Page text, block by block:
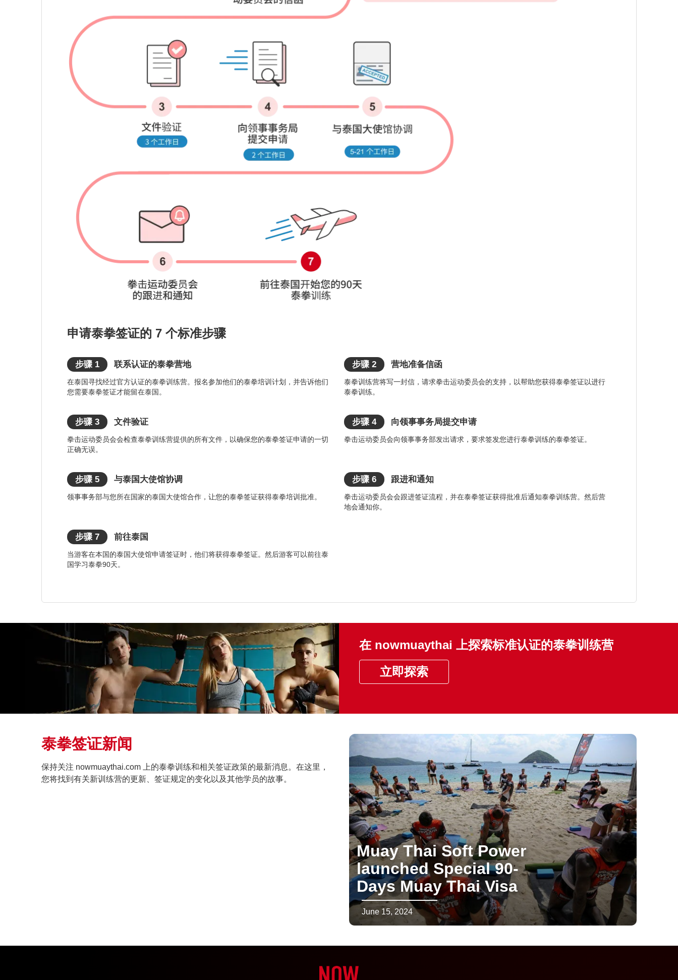
申请泰拳签证的 7 个标准步骤
步骤 1 联系认证的泰拳营地
在泰国寻找经过官方认证的泰拳训练营。报名参加他们的泰拳培训计划，并告诉他们
您需要泰拳签证才能留在泰国。
步骤 2 营地准备信函
泰拳训练营将写一封信，请求拳击运动委员会的支持，以帮助您获得泰拳签证以进行
泰拳训练。
步骤 3 文件验证
拳击运动委员会会检查泰拳训练营提供的所有文件，以确保您的泰拳签证申请的一切
正确无误。
步骤 4 向领事事务局提交申请
拳击运动委员会向领事事务部发出请求，要求签发您进行泰拳训练的泰拳签证。
步骤 5 与泰国大使馆协调
领事事务部与您所在国家的泰国大使馆合作，让您的泰拳签证获得泰拳培训批准。
步骤 6 跟进和通知
拳击运动委员会会跟进签证流程，并在泰拳签证获得批准后通知泰拳训练营。然后营
地会通知你。
步骤 7 前往泰国
当游客在本国的泰国大使馆申请签证时，他们将获得泰拳签证。然后游客可以前往泰
国学习泰拳90天。
在 nowmuaythai 上探索标准认证的泰拳训练营
立即探索
泰拳签证新闻
保持关注 nowmuaythai.com 上的泰拳训练和相关签证政策的最新消息。在这里，
您将找到有关新训练营的更新、签证规定的变化以及其他学员的故事。
Muay Thai Soft Power
launched Special 90-
Days Muay Thai Visa
June 15, 2024